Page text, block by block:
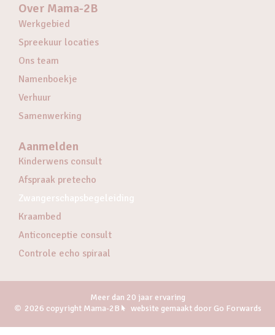
Over Mama-2B
Werkgebied
Spreekuur locaties
Ons team
Namenboekje
Verhuur
Samenwerking
Aanmelden
Kinderwens consult
Afspraak pretecho
Zwangerschapsbegeleiding
Kraambed
Anticonceptie consult
Controle echo spiraal
Meer dan 20 jaar ervaring
2026 copyright Mama-2B
website gemaakt door Go Forwards